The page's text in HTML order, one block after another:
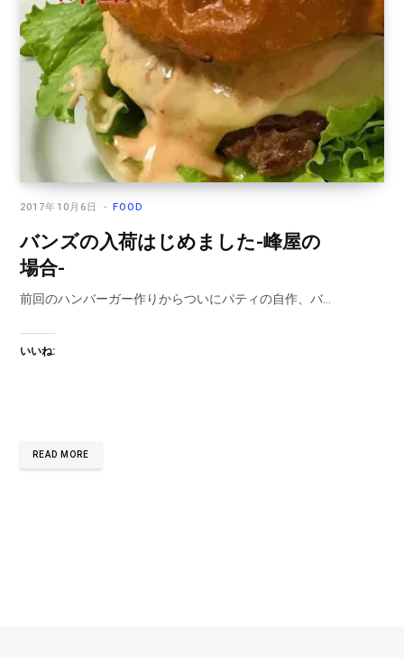
FOOD
2017年10月6日
バンズの入荷はじめました-峰屋の
場合-
前回のハンバーガー作りからついにパティの自作、バ…
いいね:
READ MORE